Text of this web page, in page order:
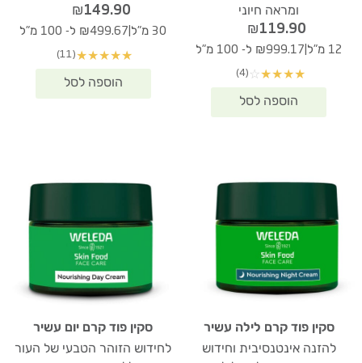
ומראה חיוני
₪119.90
12 מ"ל ₪999.17 ל- 100 מ"ל
★
★
★
★
☆
(4)
₪149.90
30 מ"ל ₪499.67 ל- 100 מ"ל
★
★
★
★
★
(11)
סקין פוד קרם לילה עשיר
להזנה אינטנסיבית וחידוש
סקין פוד קרם יום עשיר
לחידוש הזוהר הטבעי של העור